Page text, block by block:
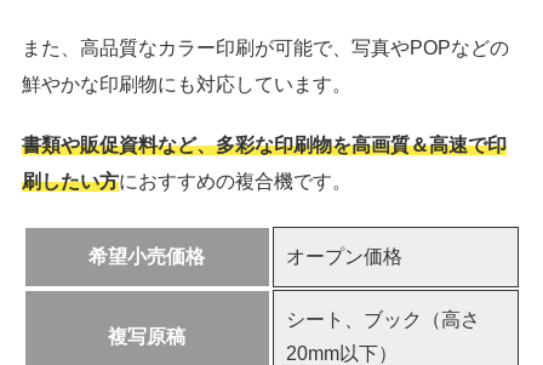
また、高品質なカラー印刷が可能で、写真やPOPなどの
鮮やかな印刷物にも対応しています。
書類や販促資料など、多彩な印刷物を高画質＆高速で印
刷したい方におすすめの複合機です。
希望小売価格 オープン価格
複写原稿
シート、ブック（高さ
20mm以下）